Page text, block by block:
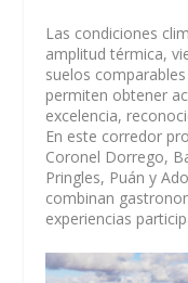
Las condiciones
amplitud térmica,
suelos
permiten obtener
excelencia,
En este corredor
Coronel Dorrego,
Pringles, Puán y
combinan
experiencias